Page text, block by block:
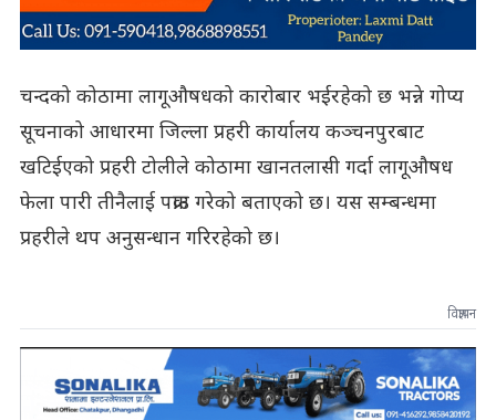
चन्दको कोठामा लागूऔषधको कारोबार भईरहेको छ भन्ने गोप्य
सूचनाको आधारमा जिल्ला प्रहरी कार्यालय कञ्चनपुरबाट
खटिईएको प्रहरी टोलीले कोठामा खानतलासी गर्दा लागूऔषध
फेला पारी तीनैलाई पक्राउ गरेको बताएको छ। यस सम्बन्धमा
प्रहरीले थप अनुसन्धान गरिरहेको छ।
विज्ञापन